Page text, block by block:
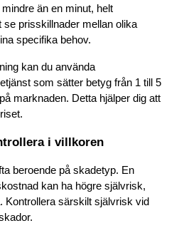
än en minut, helt
prisskillnader mellan olika
specifika behov.
kan du använda
som sätter betyg från 1 till 5
marknaden. Detta hjälper dig att
i villkoren
beroende på skadetyp. En
kan ha högre självrisk,
Kontrollera särskilt självrisk vid